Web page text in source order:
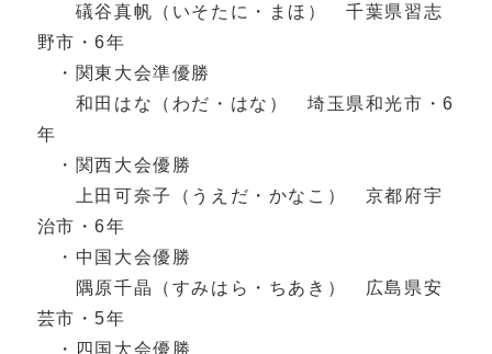
礒谷真帆（いそたに・まほ） 千葉県習志
野市・6年
・関東大会準優勝
和田はな（わだ・はな） 埼玉県和光市・6
年
・関西大会優勝
上田可奈子（うえだ・かなこ） 京都府宇
治市・6年
・中国大会優勝
隅原千晶（すみはら・ちあき） 広島県安
芸市・5年
・四国大会優勝